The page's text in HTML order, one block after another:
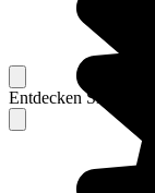
Entdecken Sie